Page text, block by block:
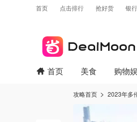
首页 点击排行 抢好货 银
首页 美食 购物
攻略首页 2023年多